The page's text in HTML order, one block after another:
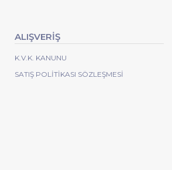
ALIŞVERİŞ
K.V.K. KANUNU
SATIŞ POLITIKASI SÖZLEŞMESI